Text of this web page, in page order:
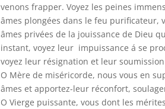
venons frapper. Voyez les peines
âmes plongées dans le feu purificateur,
âmes privées de la jouissance de Dieu
instant, voyez leur impuissance á se
voyez leur résignation et leur
O Mère de miséricorde, nous vous en
âmes et apportez-leur réconfort,
O Vierge puissante, vous dont les